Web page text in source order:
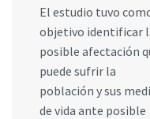
El estudio tuvo
objetivo identificar
posible afectación
puede sufrir la
población y sus
de vida ante posible